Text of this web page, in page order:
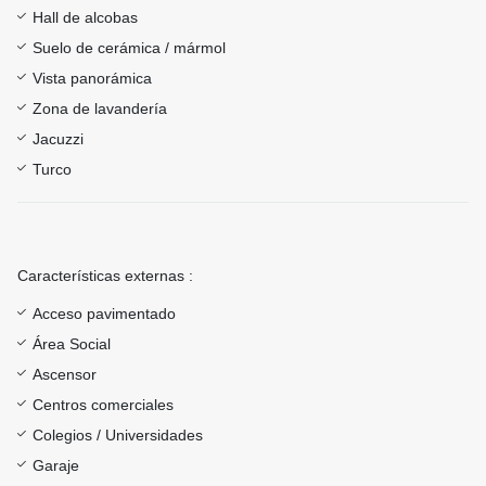
Hall de alcobas
Suelo de cerámica / mármol
Vista panorámica
Zona de lavandería
Jacuzzi
Turco
Características externas :
Acceso pavimentado
Área Social
Ascensor
Centros comerciales
Colegios / Universidades
Garaje